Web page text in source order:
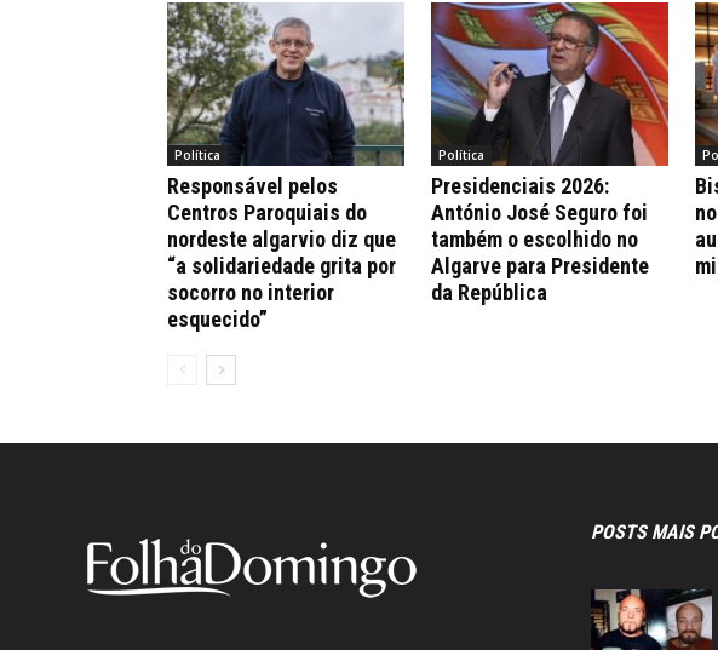
Política
Responsável pelos
Centros Paroquiais do
nordeste algarvio diz que
“a solidariedade grita por
socorro no interior
esquecido”
Política
Presidenciais 2026:
António José Seguro foi
também o escolhido no
Algarve para Presidente
da República
POSTS MAIS